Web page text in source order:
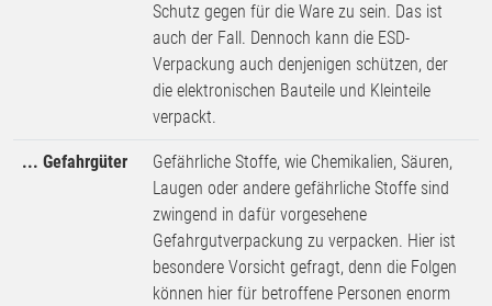
Schutz gegen für die Ware zu sein. Das ist
auch der Fall. Dennoch kann die ESD-
Verpackung auch denjenigen schützen, der
die elektronischen Bauteile und Kleinteile
verpackt.
... Gefahrgüter
Gefährliche Stoffe, wie Chemikalien, Säuren,
Laugen oder andere gefährliche Stoffe sind
zwingend in dafür vorgesehene
Gefahrgutverpackung zu verpacken. Hier ist
besondere Vorsicht gefragt, denn die Folgen
können hier für betroffene Personen enorm